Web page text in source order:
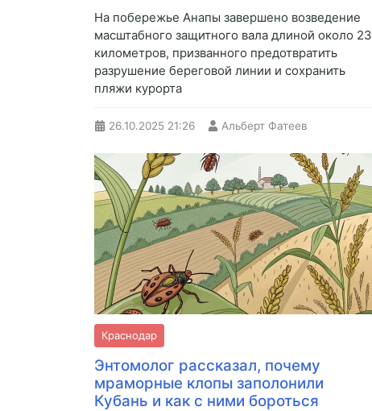
На побережье Анапы завершено возведение
масштабного защитного вала длиной около 23
километров, призванного предотвратить
разрушение береговой линии и сохранить
пляжи курорта
26.10.2025 21:26 Альберт Фатеев
Краснодар
Энтомолог рассказал, почему
мраморные клопы заполонили
Кубань и как с ними бороться